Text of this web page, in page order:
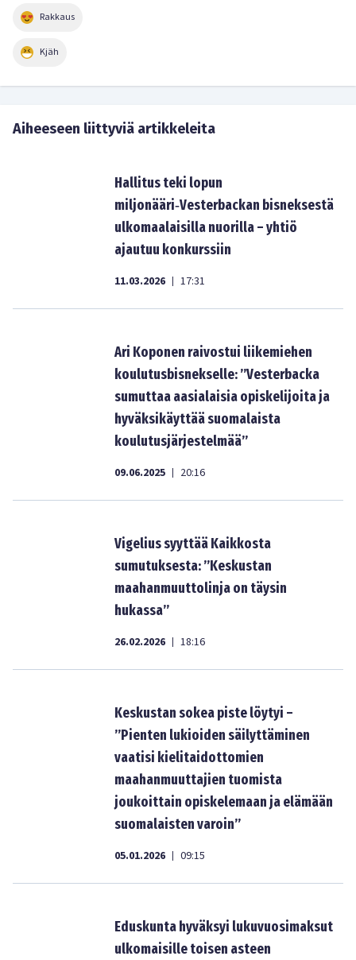
Rakkaus
Kjäh
Aiheeseen liittyviä artikkeleita
Hallitus teki lopun
miljonääri‑Vesterbackan bisneksestä
ulkomaalaisilla nuorilla – yhtiö
ajautuu konkurssiin
11.03.2026 | 17:31
Ari Koponen raivostui liikemiehen
koulutusbisnekselle: ”Vesterbacka
sumuttaa aasialaisia opiskelijoita ja
hyväksikäyttää suomalaista
koulutusjärjestelmää”
09.06.2025 | 20:16
Vigelius syyttää Kaikkosta
sumutuksesta: ”Keskustan
maahanmuuttolinja on täysin
hukassa”
26.02.2026 | 18:16
Keskustan sokea piste löytyi –
”Pienten lukioiden säilyttäminen
vaatisi kielitaidottomien
maahanmuuttajien tuomista
joukoittain opiskelemaan ja elämään
suomalaisten varoin”
05.01.2026 | 09:15
Eduskunta hyväksyi lukuvuosimaksut
ulkomaisille toisen asteen